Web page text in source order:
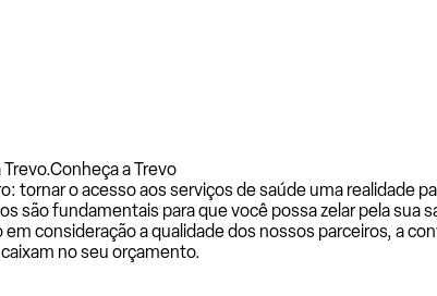
Conheça a Trevo
tornar o acesso aos serviços de saúde uma
são fundamentais para que você possa zelar pela
consideração a qualidade dos nossos parceiros, a
no seu orçamento.